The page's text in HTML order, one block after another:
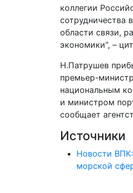
коллегии
сотрудничества
области связи,
экономики", –
Н.Патрушев
премьер-
национальным
и министром
сообщает
Источники
Новости
морской